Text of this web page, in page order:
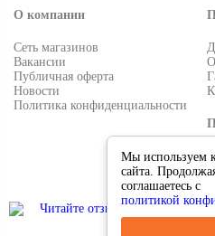
О компании
Сеть магазинов
Вакансии
Публичная оферта
Новости
Политика конфиденциальности
Мы используем
сайта.
соглашаетесь с
политикой